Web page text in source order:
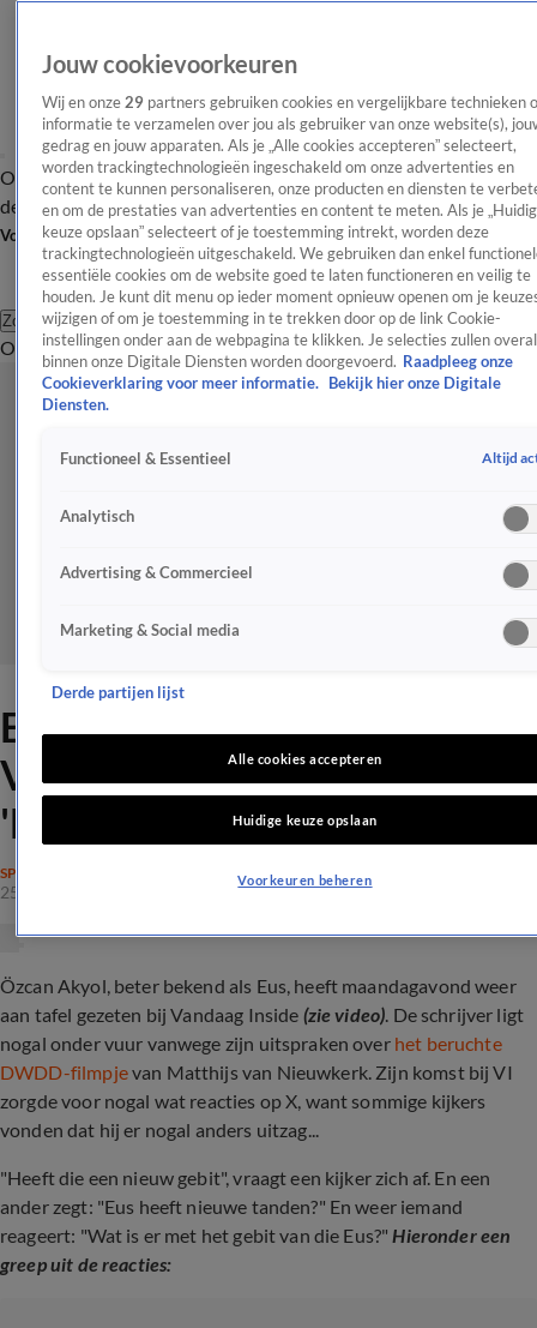
OverzichtAfleveringen Entertainment TV Algemeen
Tip
de redactieNieuwsbrief
Volg Shownieuws
Zoeken
OverzichtEntertainmentSpraakmakendRealityCrimeVideo's
Eus weer terug en schokt
Vandaag Inside-kijker:
'Nieuw gebit?'
SPRAAKMAKEND
25 mrt 2024, 22:50
Özcan Akyol, beter bekend als Eus, heeft maandagavond weer
aan tafel gezeten bij Vandaag Inside (zie video). De schrijver ligt
nogal onder vuur vanwege zijn uitspraken over het beruchte
DWDD-filmpjevan Matthijs van Nieuwkerk. Zijn komst bij VI
zorgde voor nogal wat reacties op X, want sommige kijkers
vonden dat hij er nogal anders uitzag...
"Heeft die een nieuw gebit", vraagt een kijker zich af. En een
ander zegt: "Eus heeft nieuwe tanden?" En weer iemand
reageert: "Wat is er met het gebit van die Eus?"Hieronder een
greep uit de reacties:
Jouw cookievoorkeuren
Wij en onze 29 partners gebruiken cookies en vergelijkbare technieken
informatie te verzamelen over jou als gebruiker van onze website(s),
gedrag en jouw apparaten. Als je „Alle cookies accepteren” selecteert,
worden trackingtechnologieën ingeschakeld om onze advertenties en
content te kunnen personaliseren, onze producten en diensten te
en om de prestaties van advertenties en content te meten. Als je
keuze opslaan” selecteert of je toestemming intrekt, worden deze
trackingtechnologieën uitgeschakeld. We gebruiken dan enkel
essentiële cookies om de website goed te laten functioneren en veilig te
houden. Je kunt dit menu op ieder moment opnieuw openen om je
wijzigen of om je toestemming in te trekken door op de link Cookie-
instellingen onder aan de webpagina te klikken. Je selecties zullen overal
binnen onze Digitale Diensten worden doorgevoerd. Raadpleeg onze
Cookieverklaring voor meer informatie.
Bekijk hier onze Digitale
Diensten.
Functioneel & Essentieel Altijd
Analytisch
Advertising & Commercieel
Marketing & Social media
Derde partijen lijst
Alle cookies accepteren
Huidige keuze opslaan
Voorkeuren beheren